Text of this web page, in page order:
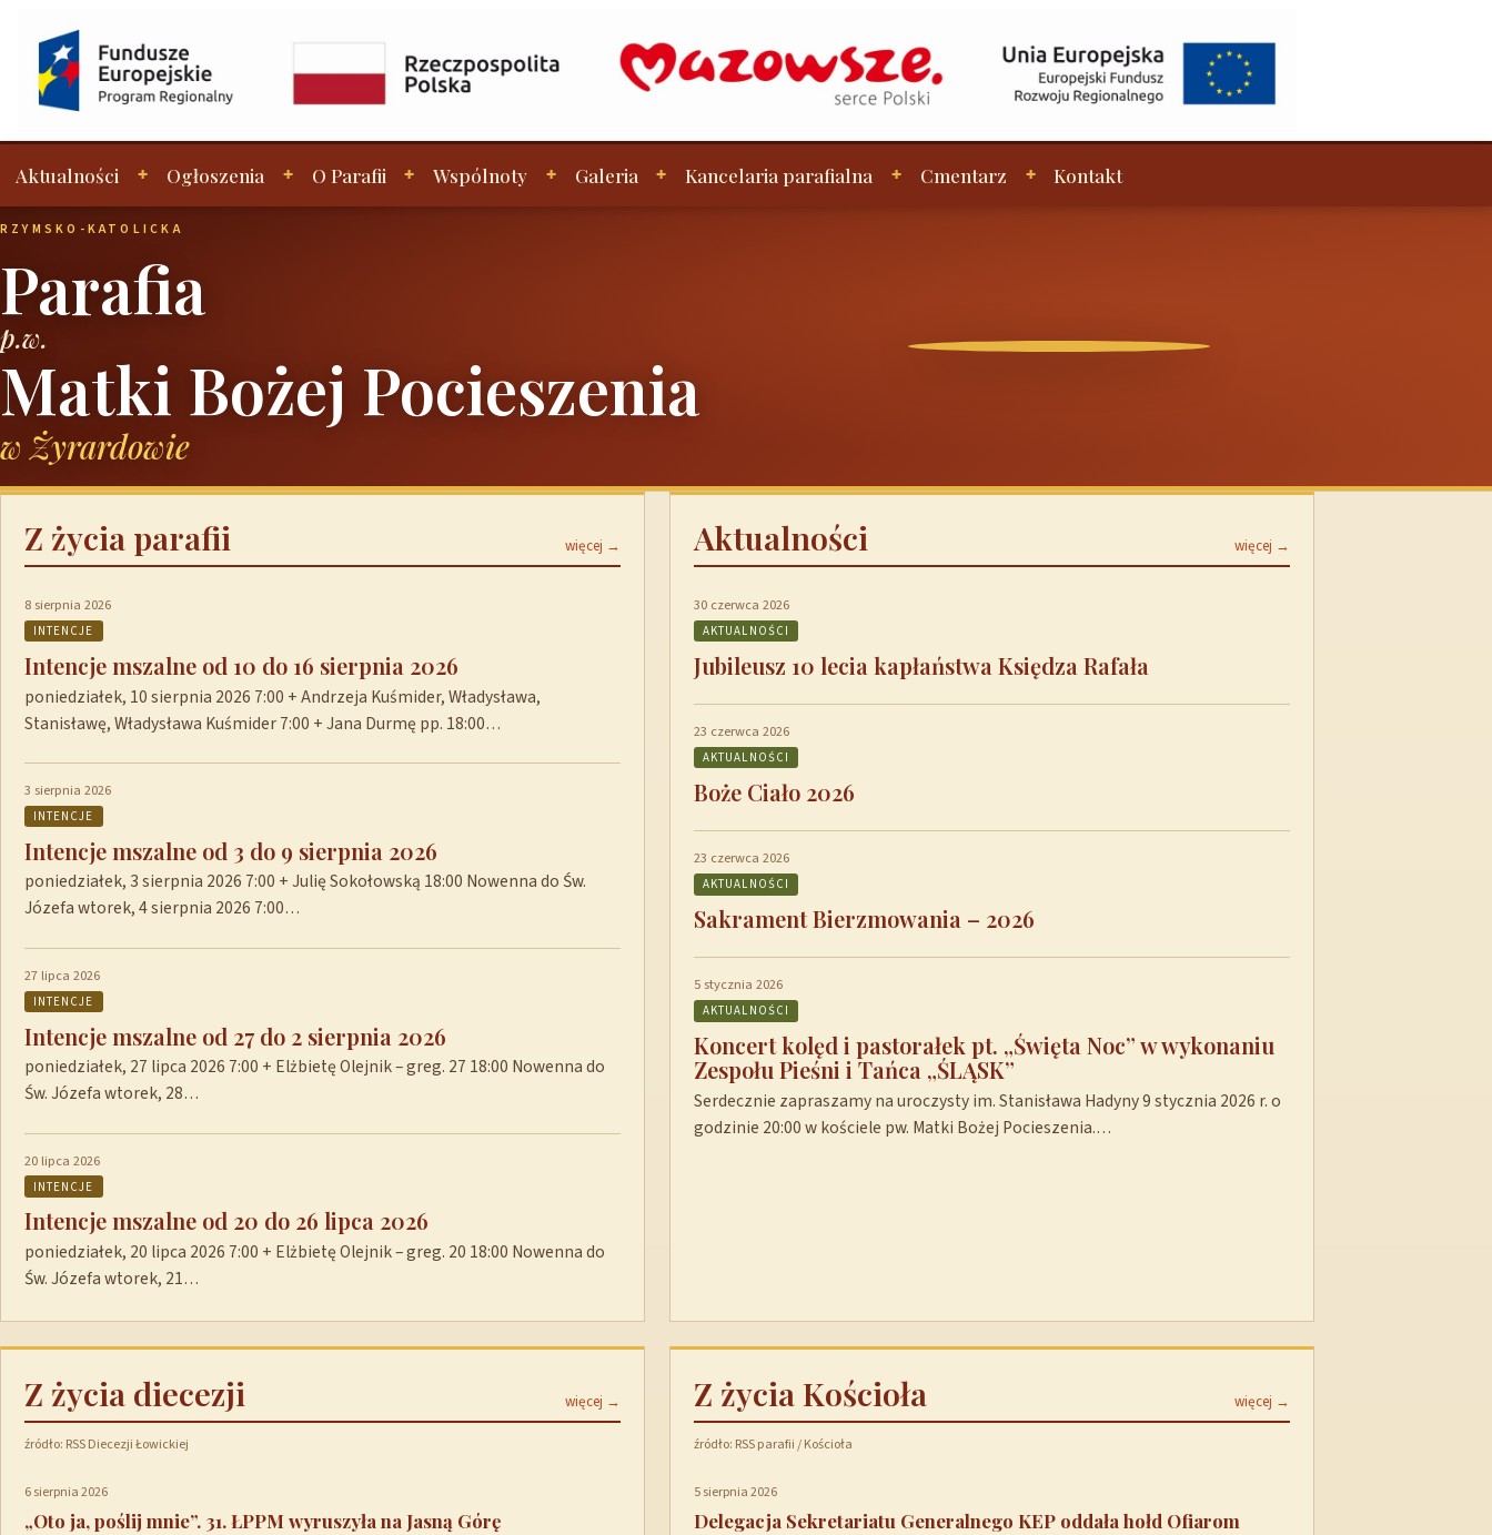
Aktualności Ogłoszenia O Parafii Wspólnoty Galeria Kancelaria parafialna Cmentarz Kontakt
RZYMSKO-KATOLICKA
Parafia
p.w.
Matki Bożej Pocieszenia
w Żyrardowie
Z życia parafii więcej →
8 sierpnia 2026
INTENCJE
Intencje mszalne od 10 do 16 sierpnia 2026
poniedziałek, 10 sierpnia 2026 7:00 + Andrzeja Kuśmider, Władysława,
Stanisławę, Władysława Kuśmider 7:00 + Jana Durmę pp. 18:00…
3 sierpnia 2026
INTENCJE
Intencje mszalne od 3 do 9 sierpnia 2026
poniedziałek, 3 sierpnia 2026 7:00 + Julię Sokołowską 18:00 Nowenna do Św.
Józefa wtorek, 4 sierpnia 2026 7:00…
27 lipca 2026
INTENCJE
Intencje mszalne od 27 do 2 sierpnia 2026
poniedziałek, 27 lipca 2026 7:00 + Elżbietę Olejnik – greg. 27 18:00 Nowenna do
Św. Józefa wtorek, 28…
20 lipca 2026
INTENCJE
Intencje mszalne od 20 do 26 lipca 2026
poniedziałek, 20 lipca 2026 7:00 + Elżbietę Olejnik – greg. 20 18:00 Nowenna do
Św. Józefa wtorek, 21…
Aktualności więcej →
30 czerwca 2026
AKTUALNOŚCI
Jubileusz 10 lecia kapłaństwa Księdza Rafała
23 czerwca 2026
AKTUALNOŚCI
Boże Ciało 2026
23 czerwca 2026
AKTUALNOŚCI
Sakrament Bierzmowania – 2026
5 stycznia 2026
AKTUALNOŚCI
Koncert kolęd i pastorałek pt. „Święta Noc” w wykonaniu
Zespołu Pieśni i Tańca „ŚLĄSK”
Serdecznie zapraszamy na uroczysty im. Stanisława Hadyny 9 stycznia 2026 r. o
godzinie 20:00 w kościele pw. Matki Bożej Pocieszenia.…
Z życia diecezji więcej →
źródło: RSS Diecezji Łowickiej
6 sierpnia 2026
„Oto ja, poślij mnie”. 31. ŁPPM wyruszyła na Jasną Górę
Z życia Kościoła więcej →
źródło: RSS parafii / Kościoła
5 sierpnia 2026
Delegacja Sekretariatu Generalnego KEP oddała hołd Ofiarom